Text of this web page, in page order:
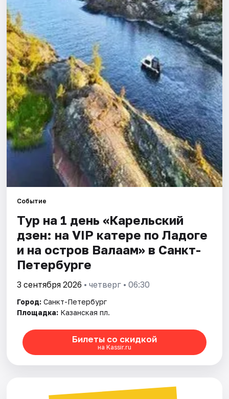
Города
Площадки
Артисты
Рейтинги
Событие
Тур на 1 день «Карельский
дзен: на VIP катере по Ладоге
и на остров Валаам» в Санкт-
Петербурге
3 сентября 2026 • четверг • 06:30
Город: Санкт-Петербург
Площадка: Казанская пл.
Билеты со скидкой
на Kassir.ru